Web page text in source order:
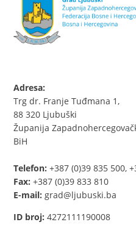
Adresa:
Trg dr. Franje Tuđmana 1,
88 320 Ljubuški
Županija
BiH
Telefon: +387 (0)39 835 500,
Fax:+387 (0)39 833 810
E-mail: grad@ljubuski.ba
ID broj:4272111190008